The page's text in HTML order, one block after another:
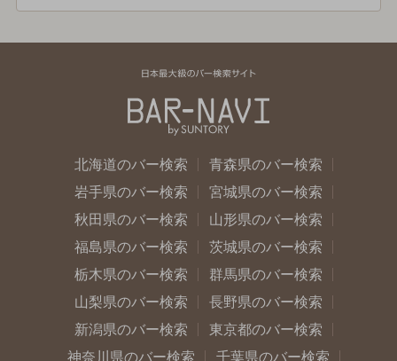
北海道のバー検索
青森県のバー検索
岩手県のバー検索
宮城県のバー検索
秋田県のバー検索
山形県のバー検索
福島県のバー検索
茨城県のバー検索
栃木県のバー検索
群馬県のバー検索
山梨県のバー検索
長野県のバー検索
新潟県のバー検索
東京都のバー検索
神奈川県のバー検索
千葉県のバー検索